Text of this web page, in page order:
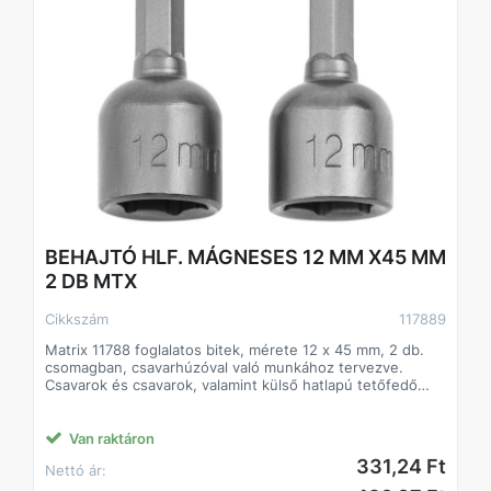
BEHAJTÓ HLF. MÁGNESES 12 MM X45 MM
2 DB MTX
Cikkszám
117889
Matrix 11788 foglalatos bitek, mérete 12 x 45 mm, 2 db.
csomagban, csavarhúzóval való munkához tervezve.
Csavarok és csavarok, valamint külső hatlapú tetőfedő
hozzáférhető helyeken való munkát. A bitek teljesen
helyettesíthetik a foglalatfejeket, különösen, ha nincs
kéznél racsnis.
Van raktáron
Nettó ár:
331,24 Ft